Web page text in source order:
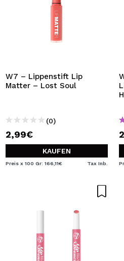
W7 – Lippenstift Lip
Matter – Lost Soul
(0)
2,99€
KAUFEN
Preis x 100 Gr: 166,11€ Tax Inb.